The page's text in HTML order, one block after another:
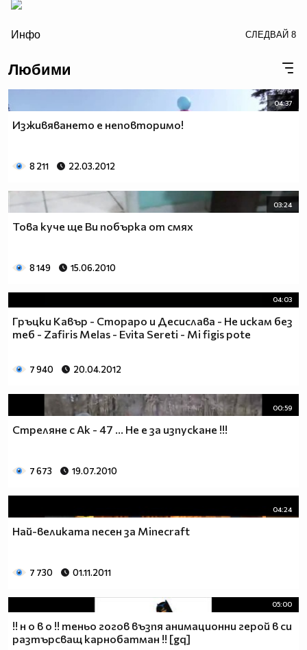
1% от населението МРАЗИ Аниметата.Ако ти си от тези
99% които ги харесват сложи това в профила си.
Анимето е игрален филм под формата на сериал,
Единствената разлика между игралните сериали и
тази теза, може да копнеш това в профилчето си
фен на аниметата ще умра,
Инфо СЛЕДВАЙ 8
Любими
04:37
Изживяването е неповторимо!
8 211 22.03.2012
03:24
Това куче ще Ви побърка от смях
8 149 15.06.2010
04:03
Гръцки Кавър - Стораро и Десислава - Не искам без
теб - Zafiris Melas - Evita Sereti - Mi figis pote
7 940 20.04.2012
00:59
Стреляне с Ак - 47 ... Не е за изпускане !!!
7 673 19.07.2010
04:24
Най-великата песен за Minecraft
7 730 01.11.2011
05:00
!! н о в о !! теньо гогов възпя анимационни герой в си
разтърсващ карнобатман !! [gq]